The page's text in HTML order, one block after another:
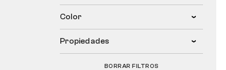
Color
Propiedades
BORRAR FILTROS